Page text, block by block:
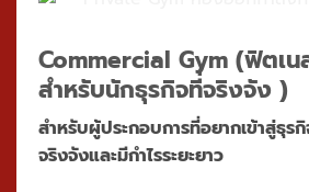
Commercial Gym (ฟิตเ
สำหรับนักธุรกิจที่จริงจัง )
สำหรับผู้ประกอบการที่อยากเข้าสู่ธุร
จริงจังและมีกำไรระยะยาว